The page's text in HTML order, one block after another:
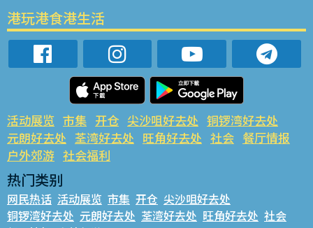
港玩港食港生活
活动展览 市集 开仓 尖沙咀好去处 铜锣湾好去处
元朗好去处 荃湾好去处 旺角好去处 社会 餐厅情报
户外郊游 社会福利
热门类别
网民热话 活动展览 市集 开仓 尖沙咀好去处
铜锣湾好去处 元朗好去处 荃湾好去处 旺角好去处 社会